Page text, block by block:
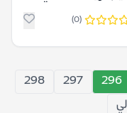
(0)
296
297
298